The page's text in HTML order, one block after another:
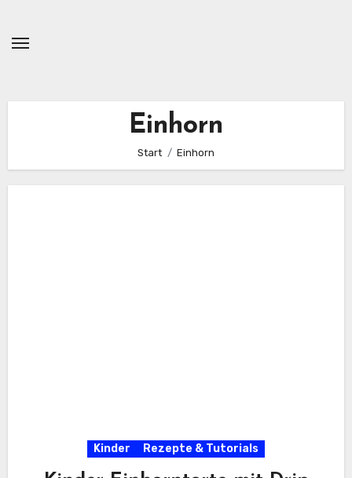
springen
Einhorn
Start Einhorn
Kinder Rezepte & Tutorials